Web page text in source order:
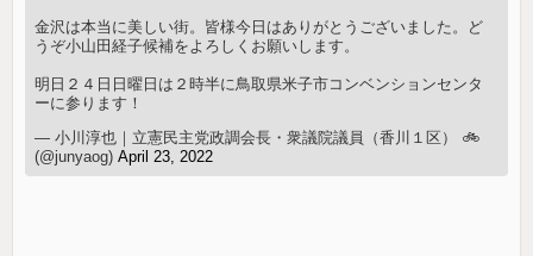
金沢は本当に美しい街。皆様今日はありがとうございました。ど
うぞ小山田経子候補をよろしくお願いします。
明日２４日日曜日は２時半に鳥取県米子市コンベンションセンタ
ーに参ります！
— 小川淳也｜立憲民主党政調会長・衆議院議員（香川１区） 🚲
(@junyaog)April 23, 2022